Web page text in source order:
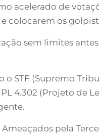
acelerado de
os
sem limites
STF (Supremo
4.302 (Projeto de
pela